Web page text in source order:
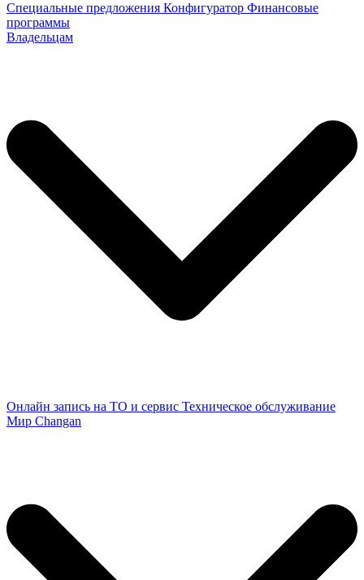
Специальные предложения Конфигуратор Финансовые
программы
Владельцам
Онлайн запись на ТО и сервис Техническое обслуживание
Мир Changan